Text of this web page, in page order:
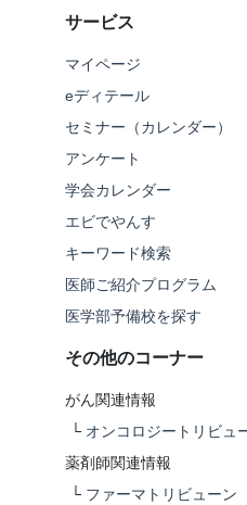
サービス
マイページ
eディテール
セミナー（カレンダー）
アンケート
学会カレンダー
エビでやんす
キーワード検索
医師ご紹介プログラム
医学部予備校を探す
その他のコーナー
がん関連情報
└ オンコロジートリビュ
薬剤師関連情報
└ ファーマトリビューン